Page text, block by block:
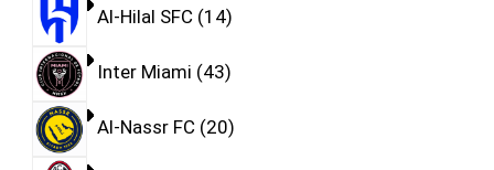
Al-Hilal SFC 14
Inter Miami 43
Al-Nassr FC 20